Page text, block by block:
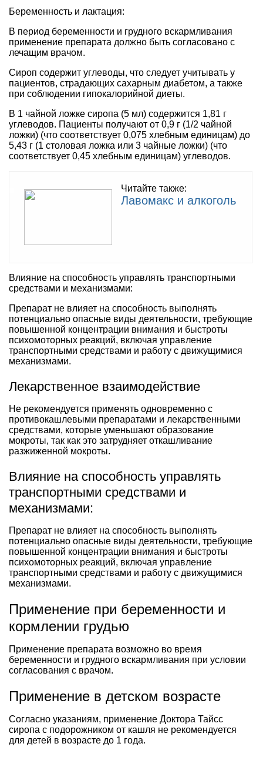
Беременность и лактация:
В период беременности и грудного вскармливания
применение препарата должно быть согласовано с
лечащим врачом.
Сироп содержит углеводы, что следует учитывать у
пациентов, страдающих сахарным диабетом, а также
при соблюдении гипокалорийной диеты.
В 1 чайной ложке сиропа (5 мл) содержится 1,81 г
углеводов. Пациенты получают от 0,9 г (1/2 чайной
ложки) (что соответствует 0,075 хлебным единицам) до
5,43 г (1 столовая ложка или 3 чайные ложки) (что
соответствует 0,45 хлебным единицам) углеводов.
Читайте также:
Лавомакс и алкоголь
Влияние на способность управлять транспортными
средствами и механизмами:
Препарат не влияет на способность выполнять
потенциально опасные виды деятельности, требующие
повышенной концентрации внимания и быстроты
психомоторных реакций, включая управление
транспортными средствами и работу с движущимися
механизмами.
Лекарственное взаимодействие
Не рекомендуется применять одновременно с
противокашлевыми препаратами и лекарственными
средствами, которые уменьшают образование
мокроты, так как это затрудняет откашливание
разжиженной мокроты.
Влияние на способность управлять
транспортными средствами и
механизмами:
Препарат не влияет на способность выполнять
потенциально опасные виды деятельности, требующие
повышенной концентрации внимания и быстроты
психомоторных реакций, включая управление
транспортными средствами и работу с движущимися
механизмами.
Применение при беременности и
кормлении грудью
Применение препарата возможно во время
беременности и грудного вскармливания при условии
согласования с врачом.
Применение в детском возрасте
Согласно указаниям, применение Доктора Тайсс
сиропа с подорожником от кашля не рекомендуется
для детей в возрасте до 1 года.